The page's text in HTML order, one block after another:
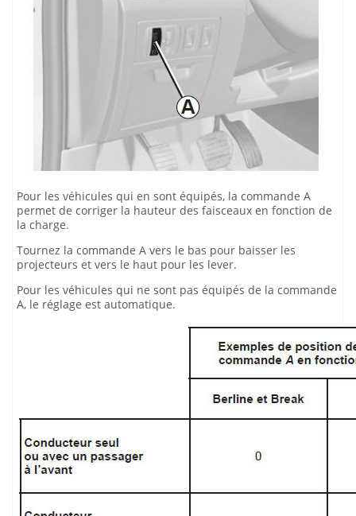
Pour les véhicules qui en sont équipés, la commande A
permet de corriger la hauteur des faisceaux en fonction de
la charge.
Tournez la commande A vers le bas pour baisser les
projecteurs et vers le haut pour les lever.
Pour les véhicules qui ne sont pas équipés de la commande
A, le réglage est automatique.